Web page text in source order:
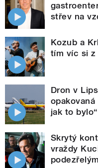
střev na
Kozub a
tím víc si z
Dron v
jak to bylo“
Skrytý
vraždy